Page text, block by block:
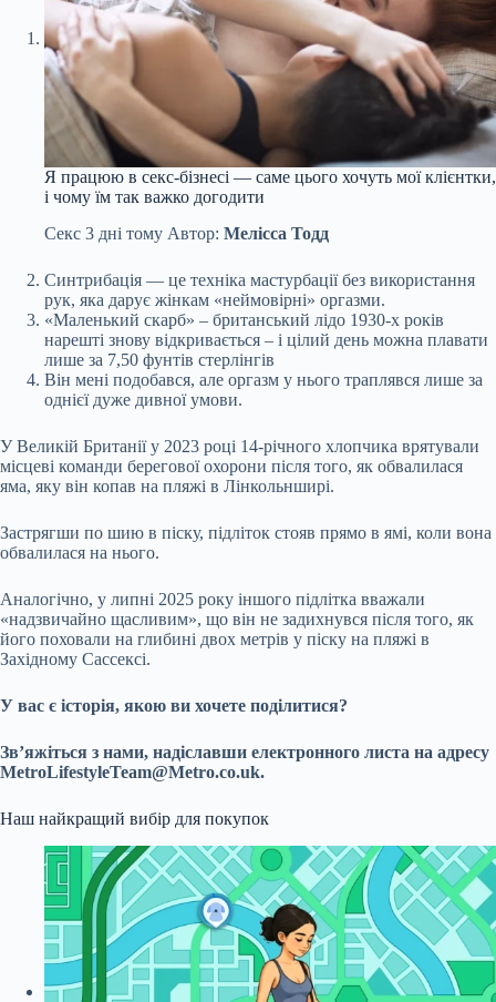
Я працюю в секс-бізнесі — саме цього хочуть мої клієнтки,
і чому їм так важко догодити
Секс 3 дні тому Автор: Мелісса Тодд
Синтрибація — це техніка мастурбації без використання
рук, яка дарує жінкам «неймовірні» оргазми.
«Маленький скарб» – британський лідо 1930-х років
нарешті знову відкривається – і цілий день можна плавати
лише за 7,50 фунтів стерлінгів
Він мені подобався, але оргазм у нього траплявся лише за
однієї дуже дивної умови.
У Великій Британії у 2023 році 14-річного хлопчика врятували
місцеві команди берегової охорони після того, як обвалилася
яма, яку він копав на пляжі в Лінкольнширі.
Застрягши по шию в піску, підліток стояв прямо в ямі, коли вона
обвалилася на нього.
Аналогічно, у липні 2025 року іншого підлітка вважали
«надзвичайно щасливим», що він не задихнувся після того, як
його поховали на глибині двох метрів у піску на пляжі в
Західному Сассексі.
У вас є історія, якою ви хочете поділитися?
Зв’яжіться з нами, надіславши електронного листа на адресу
MetroLifestyleTeam@Metro.co.uk.
Наш найкращий вибір для покупок